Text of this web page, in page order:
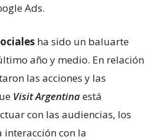
Ads.
ha sido un baluarte
año y medio. En relación
las acciones y las
Visit Argentinaestá
con las audiencias, los
interacción con la